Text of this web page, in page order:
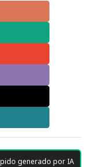
generado por IA